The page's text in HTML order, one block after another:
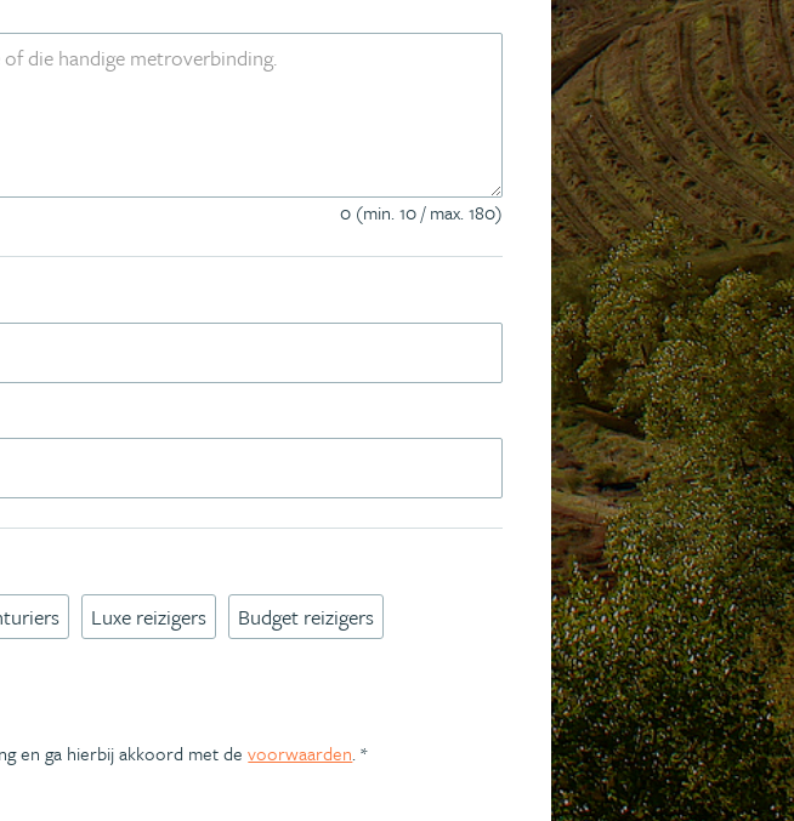
0 (min. 10 / max. 180)
Luxe reizigers
Budget reizigers
en ga hierbij akkoord met devoorwaarden. *